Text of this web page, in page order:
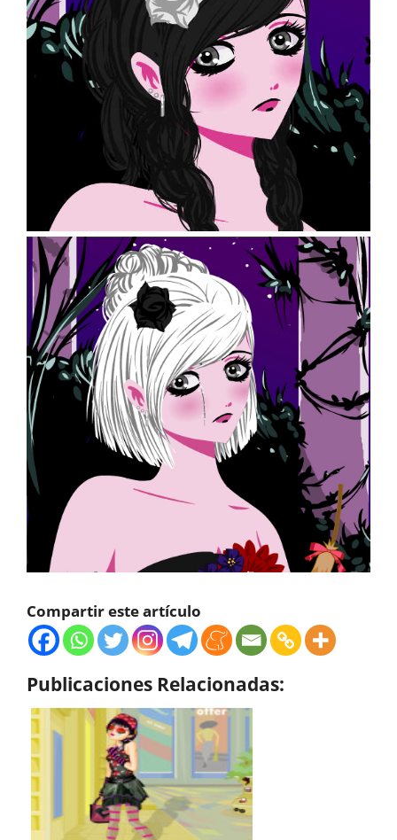
Compartir este artículo
Publicaciones Relacionadas: